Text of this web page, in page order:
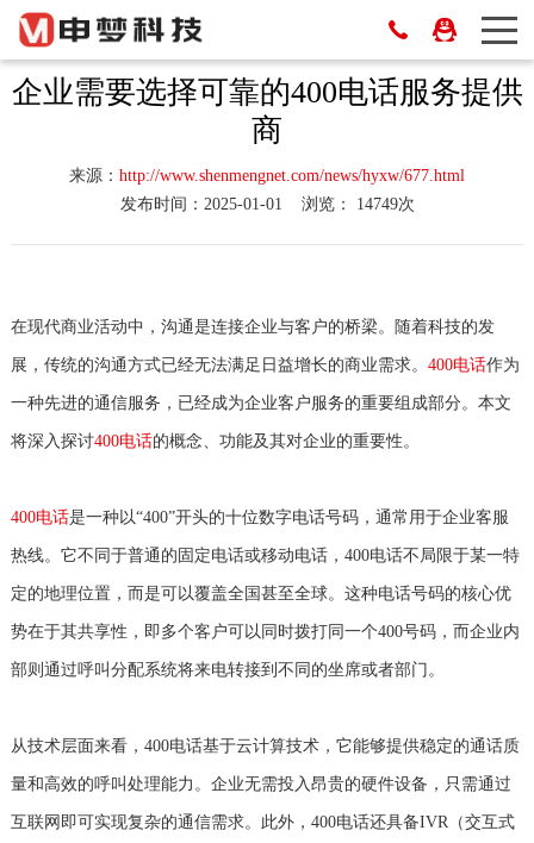
企业需要选择可靠的400电话服务提供
商
来源： http://www.shenmengnet.com/news/hyxw/677.html
发布时间：2025-01-01
浏览： 14749次
在现代商业活动中，沟通是连接企业与客户的桥梁。随着科技的发
展，传统的沟通方式已经无法满足日益增长的商业需求。 400电话作为
一种先进的通信服务，已经成为企业客户服务的重要组成部分。本文
将深入探讨400电话的概念、功能及其对企业的重要性。
400电话是一种以“400”开头的十位数字电话号码，通常用于企业客服
热线。它不同于普通的固定电话或移动电话，400电话不局限于某一特
定的地理位置，而是可以覆盖全国甚至全球。这种电话号码的核心优
势在于其共享性，即多个客户可以同时拨打同一个400号码，而企业内
部则通过呼叫分配系统将来电转接到不同的坐席或者部门。
从技术层面来看，400电话基于云计算技术，它能够提供稳定的通话质
量和高效的呼叫处理能力。企业无需投入昂贵的硬件设备，只需通过
互联网即可实现复杂的通信需求。此外，400电话还具备IVR（交互式